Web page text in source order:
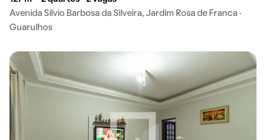
Avenida Silvio Barbosa da Silveira, Jardim Rosa de Franca ·
Guarulhos